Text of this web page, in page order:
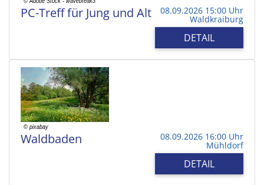
PC-Treff für Jung und Alt 08.09.2026 15:00 Uhr
Waldkraiburg
DETAIL
Waldbaden 08.09.2026 16:00 Uhr
Mühldorf
DETAIL